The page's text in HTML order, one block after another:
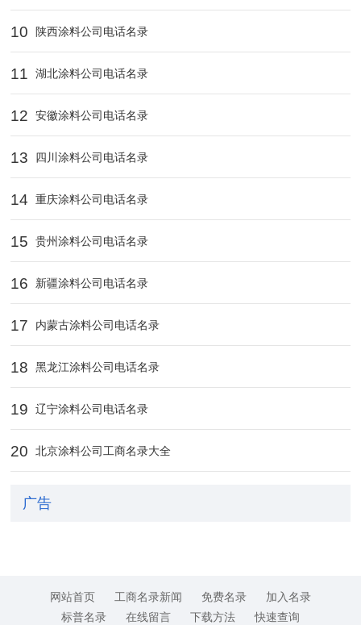
10 陕西涂料公司电话名录
11 湖北涂料公司电话名录
12 安徽涂料公司电话名录
13 四川涂料公司电话名录
14 重庆涂料公司电话名录
15 贵州涂料公司电话名录
16 新疆涂料公司电话名录
17 内蒙古涂料公司电话名录
18 黑龙江涂料公司电话名录
19 辽宁涂料公司电话名录
20 北京涂料公司工商名录大全
广告
网站首页 工商名录新闻 免费名录
加入名录
标普名录
在线留言 下载方法 快速查询